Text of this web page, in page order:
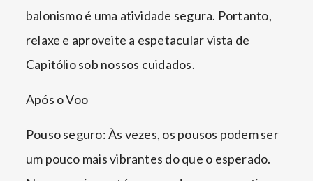
balonismo é uma atividade segura. Portanto,
relaxe e aproveite a espetacular vista de
Capitólio sob nossos cuidados.
Após o Voo
Pouso seguro: Às vezes, os pousos podem ser
um pouco mais vibrantes do que o esperado.